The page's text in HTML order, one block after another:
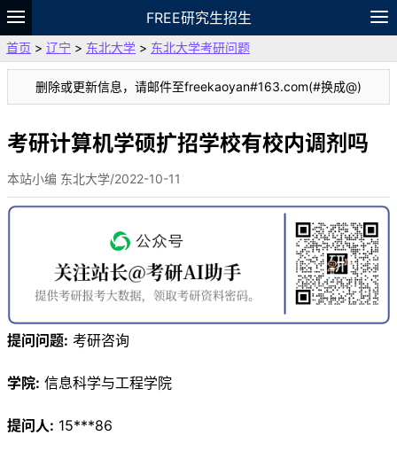
FREE研究生招生
题库
故事 专题 APP 笔记
VIP
资料
首页 > 辽宁 > 东北大学 > 东北大学考研问题
删除或更新信息，请邮件至freekaoyan#163.com(#换成@)
考研计算机学硕扩招学校有校内调剂吗
本站小编 东北大学/2022-10-11
提问问题: 考研咨询
学院: 信息科学与工程学院
提问人: 15***86